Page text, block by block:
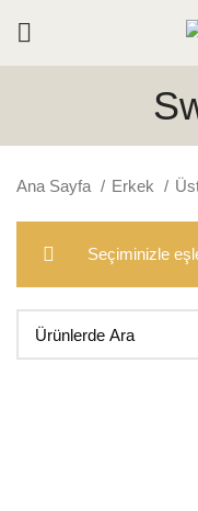
Ana Sayfa Erkek
Seçiminizle